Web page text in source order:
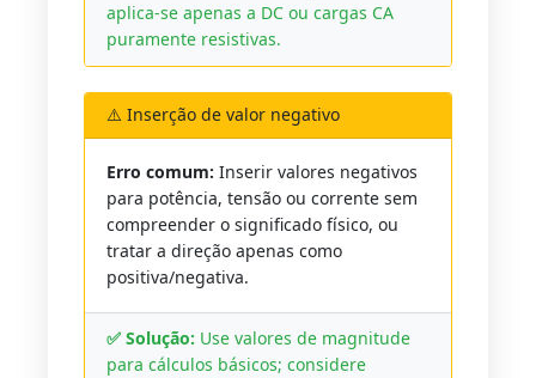
aplica-se apenas a DC ou cargas CA
puramente resistivas.
⚠️ Inserção de valor negativo
Erro comum: Inserir valores negativos
para potência, tensão ou corrente sem
compreender o significado físico, ou
tratar a direção apenas como
positiva/negativa.
✅ Solução: Use valores de magnitude
para cálculos básicos; considere